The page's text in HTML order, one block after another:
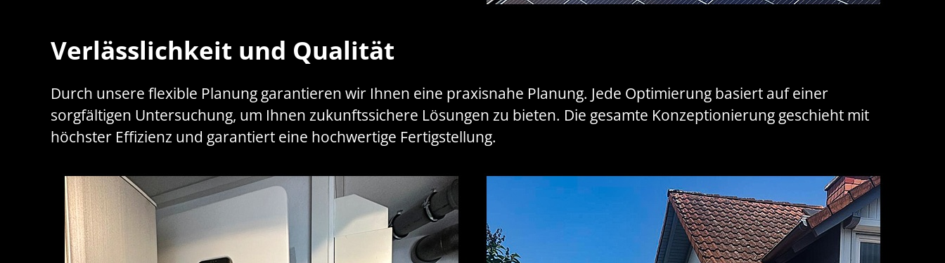
Verlässlichkeit und Qualität
Durch unsere flexible Planung garantieren wir Ihnen eine praxisnahe Planung. Jede Optimierung basiert auf einer
sorgfältigen Untersuchung, um Ihnen zukunftssichere Lösungen zu bieten. Die gesamte Konzeptionierung geschieht mit
höchster Effizienz und garantiert eine hochwertige Fertigstellung.